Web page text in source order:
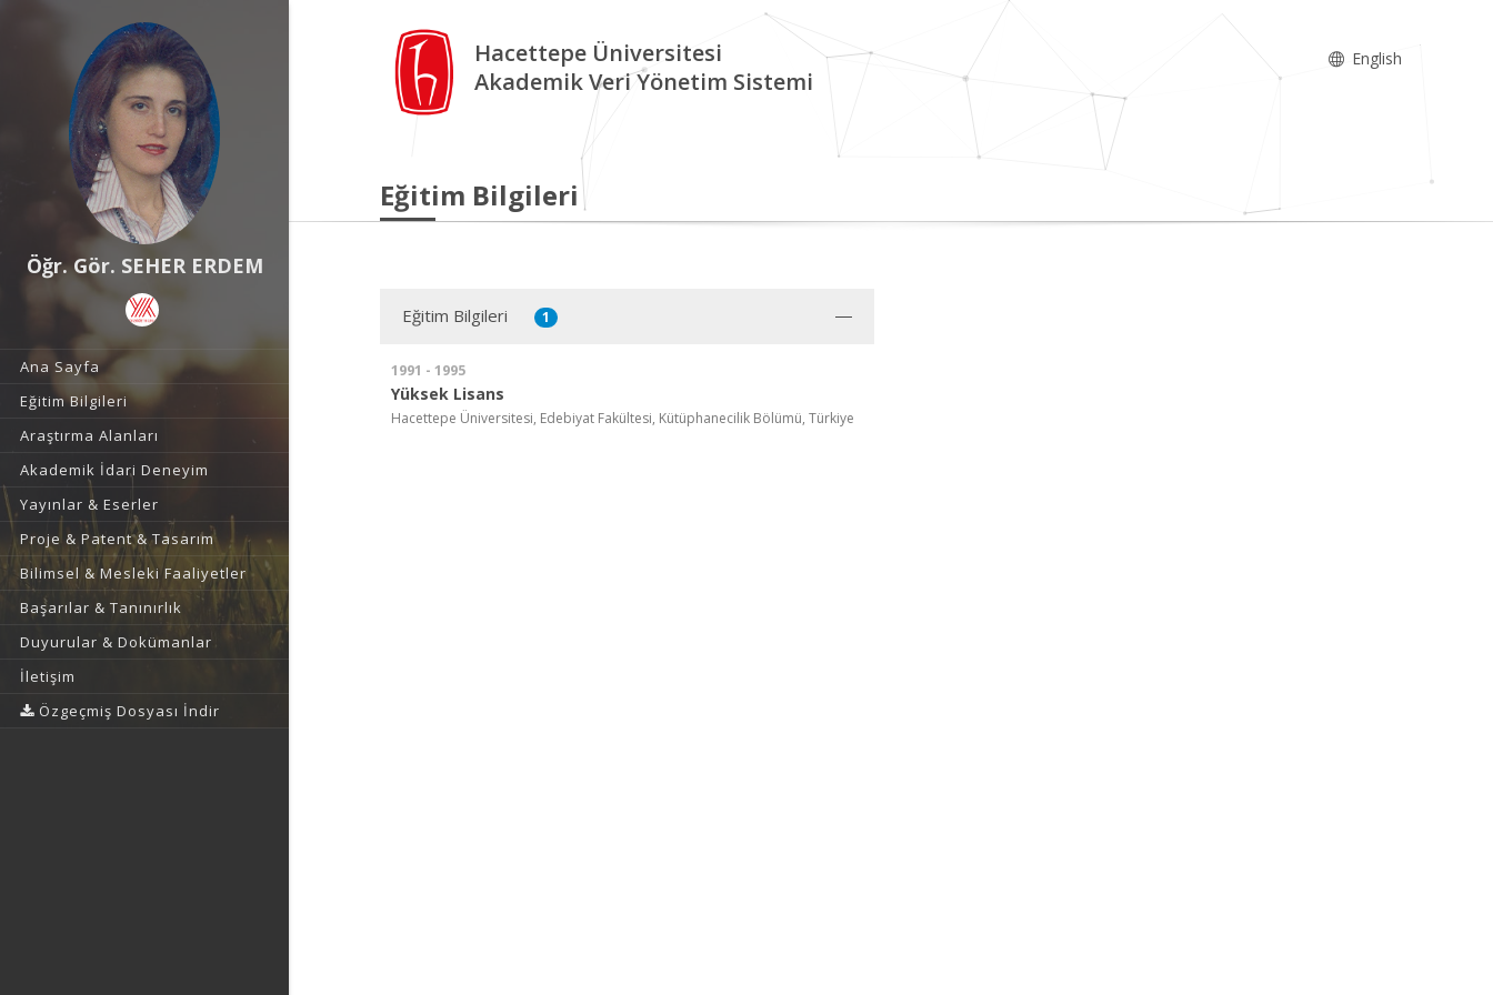
Öğr. Gör. SEHER ERDEM
Ana Sayfa
Eğitim Bilgileri
Araştırma Alanları
Akademik İdari Deneyim
Yayınlar & Eserler
Proje & Patent & Tasarım
Bilimsel & Mesleki Faaliyetler
Başarılar & Tanınırlık
Duyurular & Dokümanlar
İletişim
Özgeçmiş Dosyası İndir
Hacettepe Üniversitesi
Akademik Veri Yönetim Sistemi
English
Eğitim Bilgileri
Eğitim Bilgileri 1
1991 - 1995
Yüksek Lisans
Hacettepe Üniversitesi, Edebiyat Fakültesi, Kütüphanecilik Bölümü, Türkiye